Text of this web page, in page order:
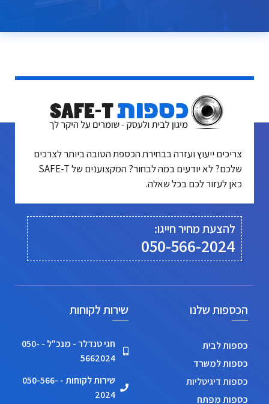
להצעת מחיר חייגו:
050-566-2024
צריכים ייעוץ ועזרה בבחירת הכספת הטובה ביותר לצרכים
שלכם? לא יודעים במה לבחור? המקצוענים של SAFE-T
כאן לעזור לכם בכל שאלה.
הכספות שלנו
כספות לבית
כספות למשרד
כספות דיגיטליות
כספות מפתח
שירות לקוחות
חגי טנדלר - מנכ"ל - 050-
5662024
שירות לקוחות - 050-566-
2024